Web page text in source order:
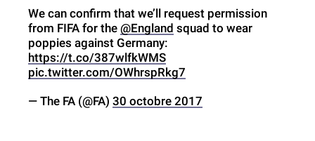
We can confirm that we’ll request permission
from FIFA for the @England squad to wear
poppies against Germany:
https://t.co/387wlfkWMS
pic.twitter.com/OWhrspRkg7
— The FA (@FA) 30 octobre 2017